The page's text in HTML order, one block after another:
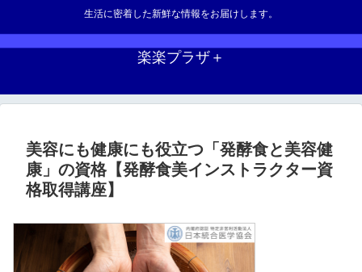
生活に密着した新鮮な情報をお届けします。
楽楽プラザ＋
美容にも健康にも役立つ「発酵食と美容健
康」の資格【発酵食美インストラクター資
格取得講座】